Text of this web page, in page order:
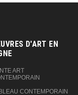
D'ART EN
ART
CONTEMPORAIN